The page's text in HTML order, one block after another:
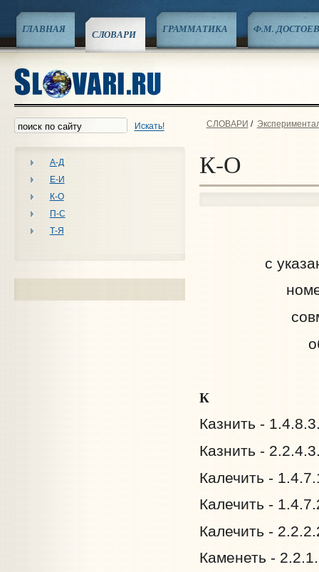
ГЛАВНАЯ СЛОВАРИ ГРАММАТИКА Ф.М.
Искать!
А-Д
Е-И
К-О
П-С
Т-Я
СЛОВАРИ /
К-О
с
К
Казнить -
Казнить -
Калечить -
Калечить -
Калечить -
Каменеть -